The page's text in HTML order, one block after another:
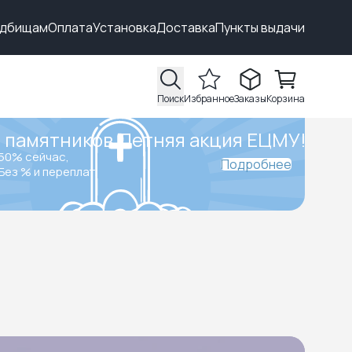
ОплатаУстановкаДоставкаПункты выдачи
ПоискИзбранноеЗаказыКорзина
Летняя акция ЕЦМУ!
сейчас,
% и переплат.
Подробнее